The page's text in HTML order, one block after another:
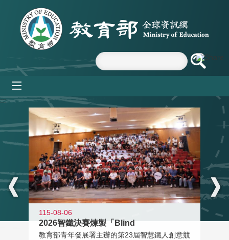
跳到主要內容區塊
:::
115-08-06
2026智鐵決賽煉製「Blind
教育部青年發展署主辦的第23屆智慧鐵人創意競